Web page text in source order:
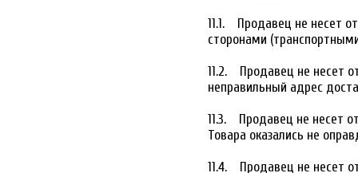
11.1. Продавец не несет
сторонами
11.2. Продавец не несет
неправильный адрес
11.3. Продавец не несет
Товара оказались не
11.4. Продавец не несет